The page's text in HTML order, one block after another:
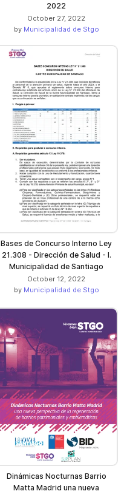
2022
October 27, 2022
by Municipalidad de Stgo
Bases de Concurso Interno Ley
21.308 - Dirección de Salud - I.
Municipalidad de Santiago
October 12, 2022
by Municipalidad de Stgo
Dinámicas Nocturnas Barrio
Matta Madrid una nueva